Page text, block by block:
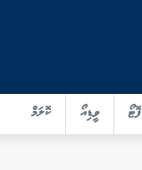
ފޮޓޯ ވީޑިއޯ ކޮލަމް